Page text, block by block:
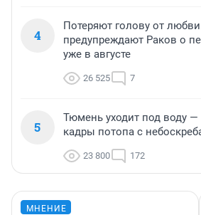
4
Потеряют голову от
предупреждают Раков о
уже в августе
26 525 7
5
Тюмень уходит под воду
кадры потопа с
23 800 172
МНЕНИЕ